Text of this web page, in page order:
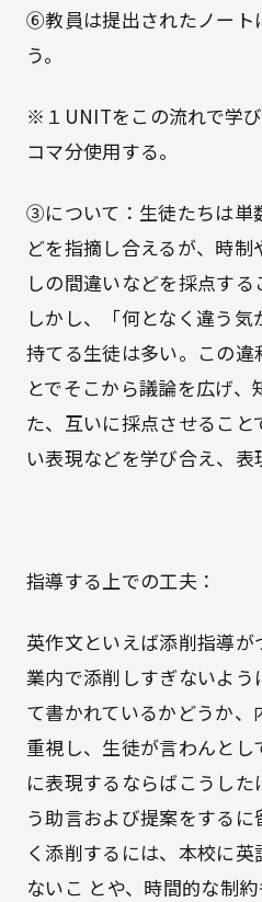
⑥教員は提出されたノート
う。
※１UNITをこの流れで学
コマ分使用する。
③について：生徒たちは単
どを指摘し合えるが、時
しの間違いなどを採点する
しかし、「何となく違う
持てる生徒は多い。この
とでそこから議論を広げ、
た、互いに採点させるこ
い表現などを学び合え、表
指導する上での工夫：
英作文といえば添削指導
業内で添削しすぎないよう
て書かれているかどうか
重視し、生徒が言わんと
に表現するならばこうし
う助言および提案をする
く添削するには、本校に
ないこ とや、時間的な制